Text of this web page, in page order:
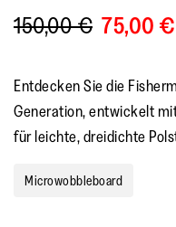
150,00 € 75,00 €
Entdecken Sie die
Generation, entwickelt
für leichte, dreidichte
Microwobbleboard